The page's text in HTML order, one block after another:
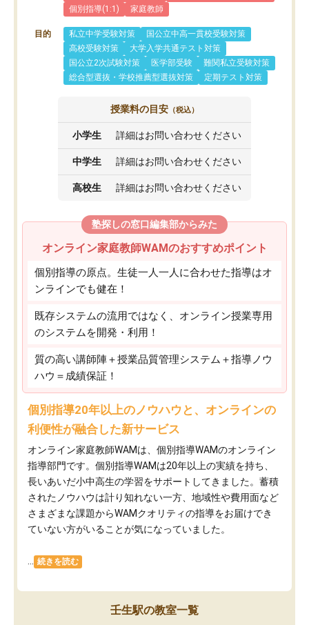
個別指導(1:1)
家庭教師
目的 私立中学受験対策
国公立中高一貫校受験対策
高校受験対策
大学入学共通テスト対策
国公立2次試験対策
医学部受験
難関私立受験対策
総合型選抜・学校推薦型選抜対策
定期テスト対策
授業料の目安 （税込）
小学生 詳細はお問い合わせください
中学生 詳細はお問い合わせください
高校生 詳細はお問い合わせください
塾探しの窓口編集部からみた
オンライン家庭教師WAMのおすすめポイント
個別指導の原点。生徒一人一人に合わせた指導はオ
ンラインでも健在！
既存システムの流用ではなく、オンライン授業専用
のシステムを開発・利用！
質の高い講師陣＋授業品質管理システム＋指導ノウ
ハウ＝成績保証！
個別指導20年以上のノウハウと、オンラインの
利便性が融合した新サービス
オンライン家庭教師WAMは、個別指導WAMのオンライン
指導部門です。個別指導WAMは20年以上の実績を持ち、
長いあいだ小中高生の学習をサポートしてきました。蓄積
されたノウハウは計り知れない一方、地域性や費用面など
さまざまな課題からWAMクオリティの指導をお届けでき
ていない方がいることが気になっていました。
続きを読む
壬生駅の教室一覧